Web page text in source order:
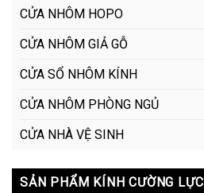
CỬA NHÔM HOPO
CỬA NHÔM GIẢ GỖ
CỬA SỔ NHÔM KÍNH
CỬA NHÔM PHÒNG NGỦ
CỬA NHÀ VỆ SINH
SẢN PHẨM KÍNH CƯỜNG LỰC